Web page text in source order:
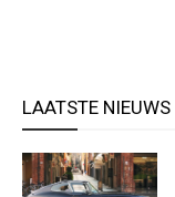
LAATSTE NIEUWS